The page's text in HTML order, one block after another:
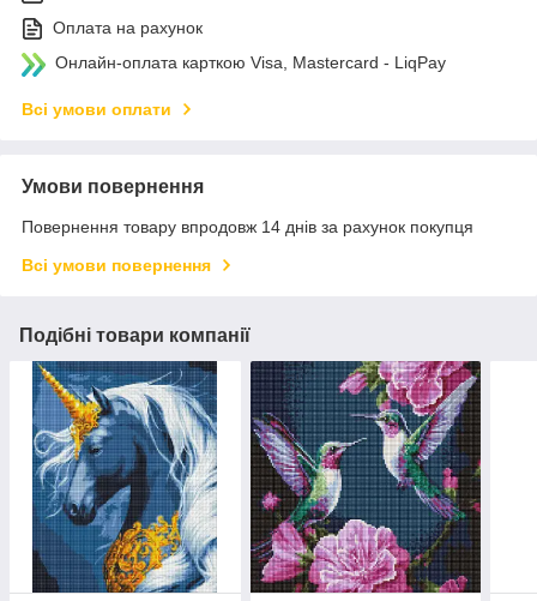
Оплата на рахунок
Онлайн-оплата карткою Visa, Mastercard - LiqPay
Всі умови оплати
Умови повернення
Повернення товару впродовж 14 днів за рахунок покупця
Всі умови повернення
Подібні товари компанії